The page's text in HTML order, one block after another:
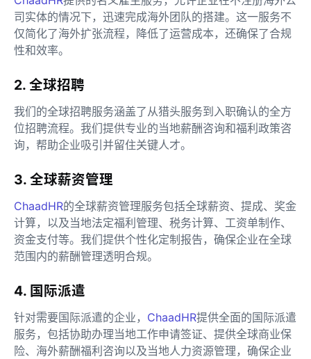
司实体的情况下，迅速完成海外团队的搭建。这一服务不
仅简化了海外扩张流程，降低了运营成本，还确保了合规
性和效率。
2. 全球招聘
我们的全球招聘服务涵盖了从猎头服务到入职确认的全方
位招聘流程。我们提供专业的当地薪酬咨询和福利政策咨
询，帮助企业吸引并留住关键人才。
3. 全球薪资管理
ChaadHR的全球薪资管理服务包括全球薪资、提成、奖金
计算，以及当地法定福利管理、税务计算、工资单制作、
资金支付等。我们提供个性化定制报告，确保企业在全球
范围内的薪酬管理透明合规。
4. 国际派遣
针对需要国际派遣的企业， ChaadHR提供全面的国际派遣
服务，包括协助办理当地工作申请签证、提供全球商业保
险、海外薪酬福利咨询以及当地人力资源管理，确保企业